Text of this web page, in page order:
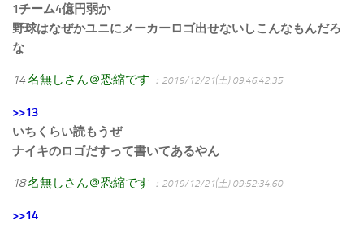
1チーム4億円弱か
野球はなぜかユニにメーカーロゴ出せないしこんなもんだろ
な
14名無しさん＠恐縮です ：2019/12/21(土) 09:46:42.35
>>13
いちくらい読もうぜ
ナイキのロゴだすって書いてあるやん
18名無しさん＠恐縮です ：2019/12/21(土) 09:52:34.60
>>14